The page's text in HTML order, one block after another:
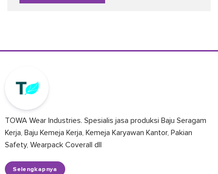
TOWA Wear Industries. Spesialis jasa produksi Baju Seragam
Kerja, Baju Kemeja Kerja, Kemeja Karyawan Kantor, Pakian
Safety, Wearpack Coverall dll
Selengkapnya